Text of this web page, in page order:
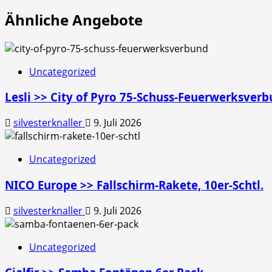
Ähnliche Angebote
Uncategorized
Lesli >> City of Pyro 75-Schuss-
silvesterknaller 9. Juli 2026
Uncategorized
NICO Europe >> Fallschirm-Rakete, 10er-Schtl.
silvesterknaller 9. Juli 2026
Uncategorized